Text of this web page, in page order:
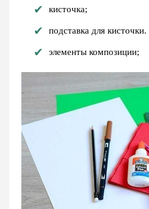
кисточка;
подставка для кисточки.
элементы композиции;